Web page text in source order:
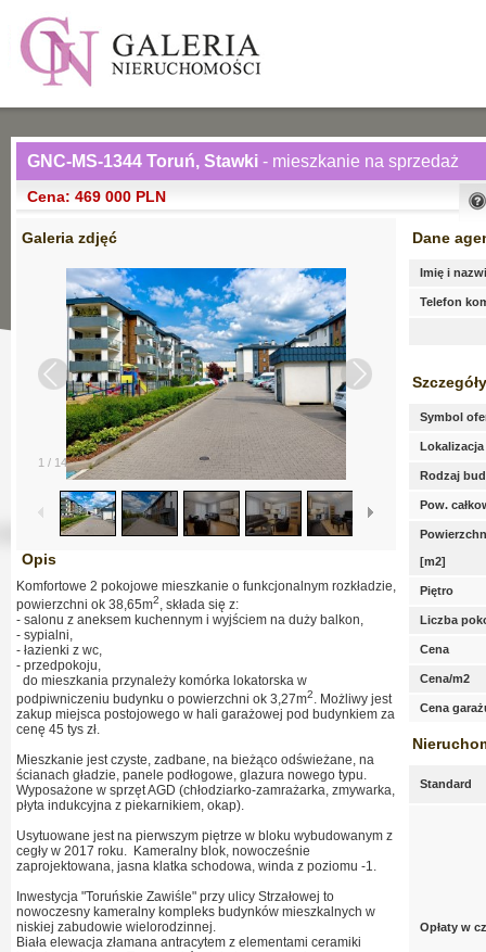
GNC-MS-1344 Toruń, Stawki - mieszkanie na sprzedaż
Cena: 469 000 PLN
Galeria zdjęć
1 / 14
Opis
Komfortowe 2 pokojowe mieszkanie o funkcjonalnym rozkładzie,
powierzchni ok 38,65m2, składa się z:
- salonu z aneksem kuchennym i wyjściem na duży balkon,
- sypialni,
- łazienki z wc,
- przedpokoju,
do mieszkania przynależy komórka lokatorska w
podpiwniczeniu budynku o powierzchni ok 3,27m2. Możliwy jest
zakup miejsca postojowego w hali garażowej pod budynkiem za
cenę 45 tys zł.
Mieszkanie jest czyste, zadbane, na bieżąco odświeżane, na
ścianach gładzie, panele podłogowe, glazura nowego typu.
Wyposażone w sprzęt AGD (chłodziarko-zamrażarka, zmywarka,
płyta indukcyjna z piekarnikiem, okap).
Usytuowane jest na pierwszym piętrze w bloku wybudowanym z
cegły w 2017 roku. Kameralny blok, nowocześnie
zaprojektowana, jasna klatka schodowa, winda z poziomu -1.
Inwestycja "Toruńskie Zawiśle" przy ulicy Strzałowej to
nowoczesny kameralny kompleks budynków mieszkalnych w
niskiej zabudowie wielorodzinnej.
Biała elewacja złamana antracytem z elementami ceramiki
Dane
Imię i
Telefon
Symbol
Lokalizacja
Rodzaj
Pow.
[m2]
Piętro
Liczba
Cena
Cena/m2
Cena
Standard
Opłaty w